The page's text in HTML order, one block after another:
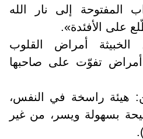
المفتوحة إلى نار الله
على الأفئدة».
الخبيثة أمراض القلوب
أمراض تفوّت على صاحبها
هيئة راسخة في النفس،
بسهولة ويسر، من غير